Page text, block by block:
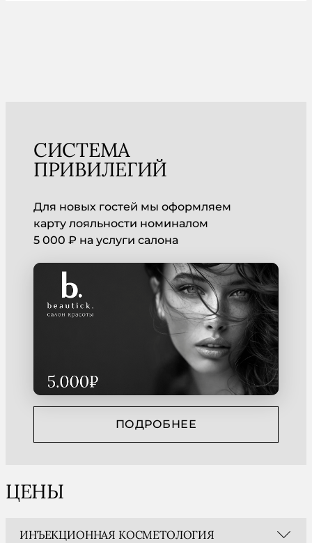
СИСТЕМА
ПРИВИЛЕГИЙ
Для новых гостей мы оформляем
карту лояльности номиналом
5 000 ₽ на услуги салона
ПОДРОБНЕЕ
ЦЕНЫ
ИНЪЕКЦИОННАЯ КОСМЕТОЛОГИЯ